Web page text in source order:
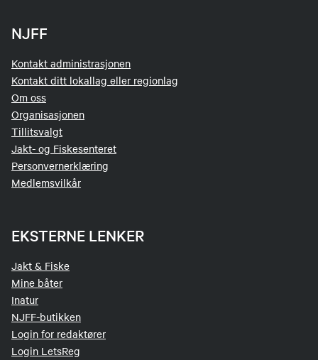
NJFF
Kontakt administrasjonen
Kontakt ditt lokallag eller regionlag
Om oss
Organisasjonen
Tillitsvalgt
Jakt- og Fiskesenteret
Personvernerklæring
Medlemsvilkår
EKSTERNE LENKER
Jakt & Fiske
Mine båter
Inatur
NJFF-butikken
Login for redaktører
Login LetsReg